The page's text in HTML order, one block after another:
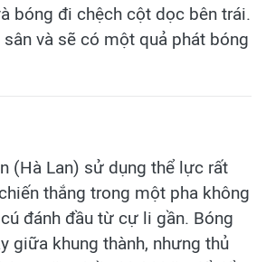
bóng đi chệch cột dọc bên trái.
và sẽ có một quả phát bóng
(Hà Lan) sử dụng thể lực rất
thắng trong một pha không
đánh đầu từ cự li gần. Bóng
giữa khung thành, nhưng thủ